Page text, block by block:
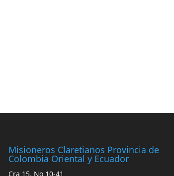
Misioneros Claretianos Provincia de
Colombia Oriental y Ecuador
Cra 15. No 10-41